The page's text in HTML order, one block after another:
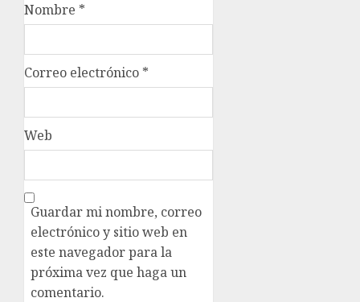
Nombre *
Correo electrónico *
Web
Guardar mi nombre, correo
electrónico y sitio web en
este navegador para la
próxima vez que haga un
comentario.